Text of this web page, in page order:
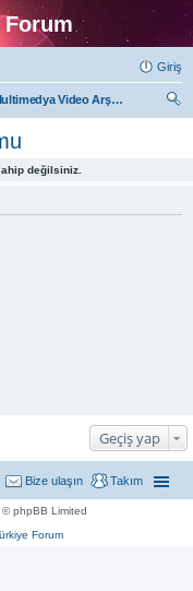
Forum
Giriş
Multimedya Video Arşivi Forumu
değilsiniz.
Geçiş yap
Takım
Bize ulaşın
phpBB Limited
Forum